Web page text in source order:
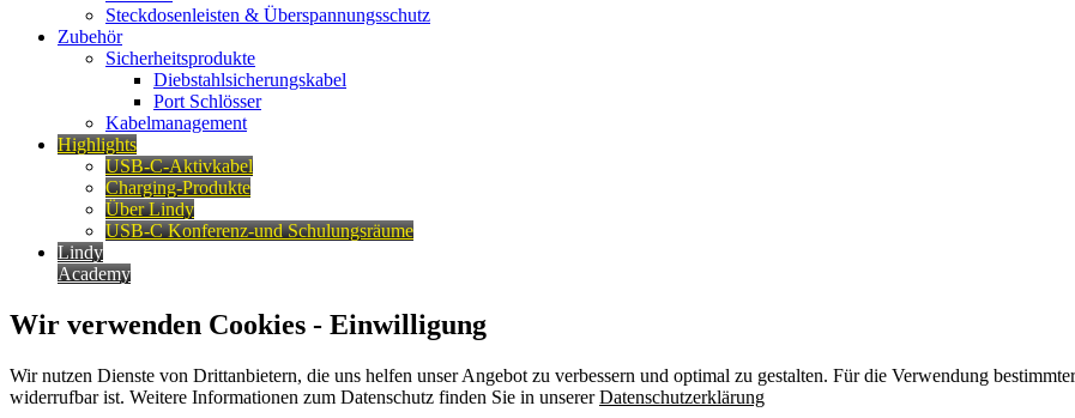
Steckdosenleisten & Überspannungsschutz
Zubehör
Sicherheitsprodukte
Diebstahlsicherungskabel
Port Schlösser
Kabelmanagement
Highlights
USB-C-Aktivkabel
Charging-Produkte
Über Lindy
USB-C Konferenz-und Schulungsräume
Lindy
Academy
Wir verwenden Cookies - Einwilligung
Wir nutzen Dienste von Drittanbietern, die uns helfen unser Angebot zu verbessern und optimal zu gestalten. Für die Verwendung
widerrufbar ist. Weitere Informationen zum Datenschutz finden Sie in unsererDatenschutzerklärung